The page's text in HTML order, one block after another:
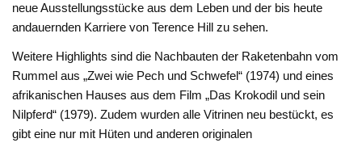
neue Ausstellungsstücke aus dem Leben und der bis heute
andauernden Karriere von Terence Hill zu sehen.
Weitere Highlights sind die Nachbauten der Raketenbahn vom
Rummel aus „Zwei wie Pech und Schwefel“ (1974) und eines
afrikanischen Hauses aus dem Film „Das Krokodil und sein
Nilpferd“ (1979). Zudem wurden alle Vitrinen neu bestückt, es
gibt eine nur mit Hüten und anderen originalen